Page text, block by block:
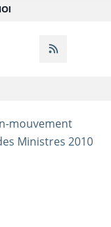
mouvement
Ministres 2010